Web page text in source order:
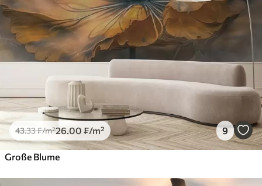
43.33₣/m²26.00 ₣/m² 9
Große Blume